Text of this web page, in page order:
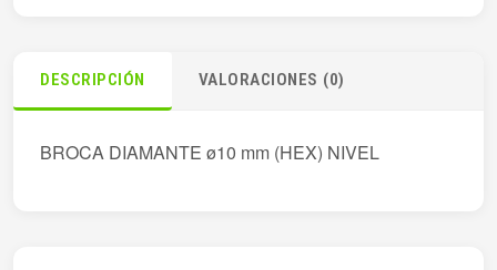
DESCRIPCIÓN VALORACIONES (0)
BROCA DIAMANTE ø10 mm (HEX) NIVEL